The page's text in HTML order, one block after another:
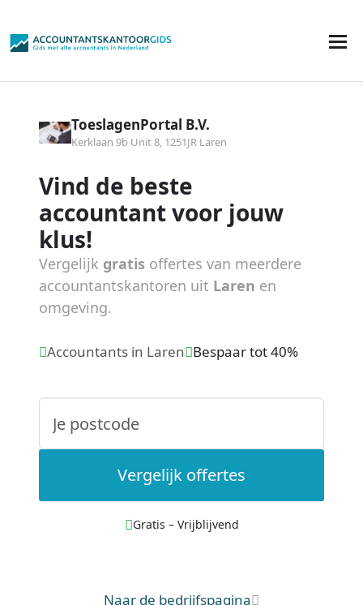
ToeslagenPortal B.V.
Kerklaan 9b Unit 8, 1251JR Laren
Vind de beste
accountant voor jouw
klus!
Vergelijk gratis offertes van meerdere
accountantskantoren uit Laren en
omgeving.
Accountants in Laren Bespaar tot 40%
Vergelijk offertes
Gratis – Vrijblijvend
Naar de bedrijfspagina